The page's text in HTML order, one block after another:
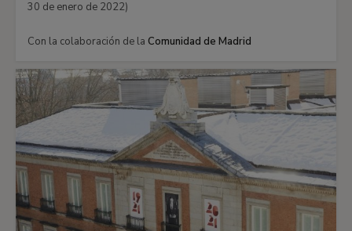
30 de enero de 2022)
Con la colaboración de la Comunidad de Madrid